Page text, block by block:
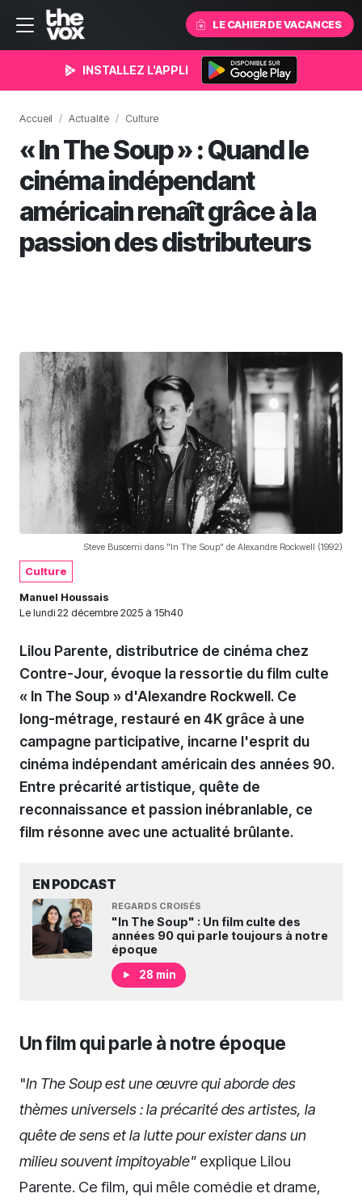
LE CAHIER DE VACANCES
INSTALLEZ L'APPLI
Accueil Actualité Culture
« In The Soup » : Quand le
cinéma indépendant
américain renaît grâce à la
passion des distributeurs
Steve Buscemi dans "In The Soup" de Alexandre Rockwell (1992)
Culture
Manuel Houssais
Le lundi 22 décembre 2025 à 15h40
Lilou Parente, distributrice de cinéma chez
Contre-Jour, évoque la ressortie du film culte
« In The Soup » d'Alexandre Rockwell. Ce
long-métrage, restauré en 4K grâce à une
campagne participative, incarne l'esprit du
cinéma indépendant américain des années 90.
Entre précarité artistique, quête de
reconnaissance et passion inébranlable, ce
film résonne avec une actualité brûlante.
EN PODCAST
REGARDS CROISÉS
"In The Soup" : Un film culte des
années 90 qui parle toujours à notre
époque
28 min
Un film qui parle à notre époque
"In The Soup est une œuvre qui aborde des
thèmes universels : la précarité des artistes, la
quête de sens et la lutte pour exister dans un
milieu souvent impitoyable" explique Lilou
Parente. Ce film, qui mêle comédie et drame,